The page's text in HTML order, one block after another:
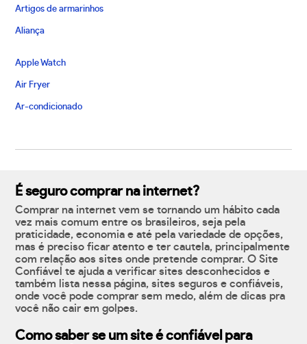
Artigos de armarinhos
Aliança
Apple Watch
Air Fryer
Ar-condicionado
É seguro comprar na internet?
Comprar na internet vem se tornando um hábito cada
vez mais comum entre os brasileiros, seja pela
praticidade, economia e até pela variedade de opções,
mas é preciso ficar atento e ter cautela, principalmente
com relação aos sites onde pretende comprar. O Site
Confiável te ajuda a verificar sites desconhecidos e
também lista nessa página, sites seguros e confiáveis,
onde você pode comprar sem medo, além de dicas pra
você não cair em golpes.
Como saber se um site é confiável para